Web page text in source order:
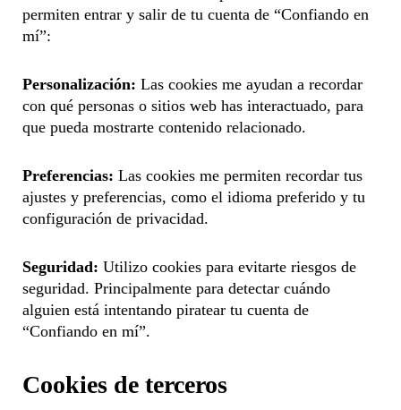
permiten entrar y salir de tu cuenta de “Confiando en
mí”:
Personalización: Las cookies me ayudan a recordar
con qué personas o sitios web has interactuado, para
que pueda mostrarte contenido relacionado.
Preferencias: Las cookies me permiten recordar tus
ajustes y preferencias, como el idioma preferido y tu
configuración de privacidad.
Seguridad: Utilizo cookies para evitarte riesgos de
seguridad. Principalmente para detectar cuándo
alguien está intentando piratear tu cuenta de
“Confiando en mí”.
Cookies de terceros